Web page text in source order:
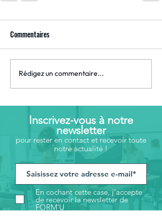
Commentaires
Rédigez un commentaire...
Inscrivez-vous à notre
newsletter
pour rester en contact et recevoir toute
notre actualité !
En cochant cette case, j'accepte
de recevoir la newsletter de
FORM'U